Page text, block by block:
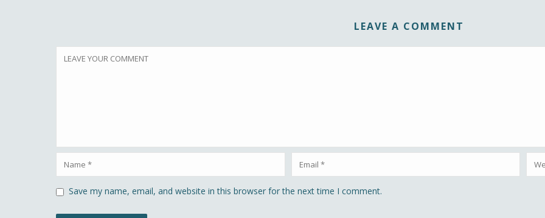
LEAVE A COMMENT
Save my name, email, and website in this browser for the next time I comment.